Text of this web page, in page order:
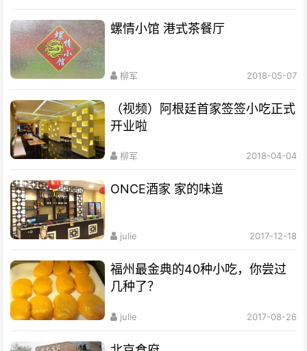
螺情小馆 港式茶餐厅
柳军 2018-05-07
（视频）阿根廷首家签签小吃正式
开业啦
柳军 2018-04-04
ONCE酒家 家的味道
julie 2017-12-18
福州最金典的40种小吃，你尝过
几种了？
julie 2017-08-26